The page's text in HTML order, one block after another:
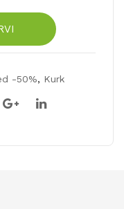
-50%, Kurk